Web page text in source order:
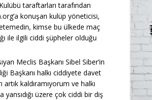
taraftarları tarafından
konuşan kulüp yöneticisi,
kimse bu ülkede maç
ile ilgili ciddi şüpheler olduğu
Meclis Başkanı Sibel Siber’in
Başkanı halkı ciddiyete davet
kaldıramıyorum ve halkı
üzere çok ciddi bir diş